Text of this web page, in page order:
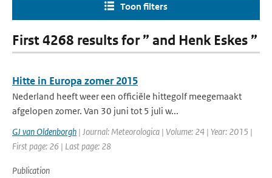
Toon filters
First 4268 results for ” and Henk Eskes ”
Hitte in Europa zomer 2015
Nederland heeft weer een officiële hittegolf meegemaakt
afgelopen zomer. Van 30 juni tot 5 juli w...
GJ van Oldenborgh | Journal: Meteorologica | Volume: 24 | Year: 2015 |
First page: 26 | Last page: 28
Publication